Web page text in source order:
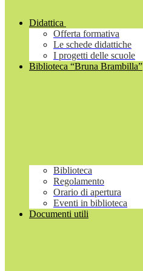
Didattica
Offerta formativa
Le schede didattiche
I progetti delle scuole
Biblioteca “Bruna Brambilla”
Biblioteca
Regolamento
Orario di apertura
Eventi in biblioteca
Documenti utili